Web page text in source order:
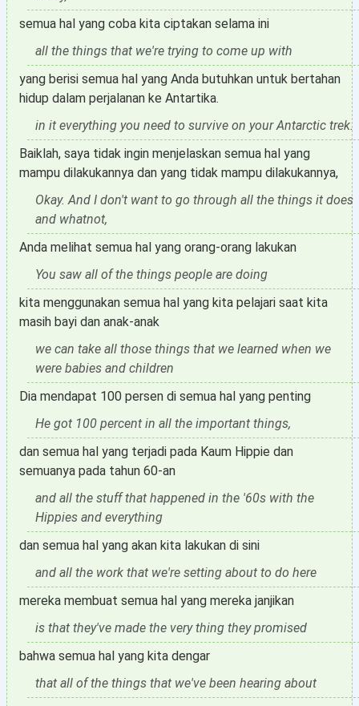
semua hal yang coba kita ciptakan selama ini
all the things that we're trying to come up with
yang berisi semua hal yang Anda butuhkan untuk bertahan
hidup dalam perjalanan ke Antartika.
in it everything you need to survive on your Antarctic trek.
Baiklah, saya tidak ingin menjelaskan semua hal yang
mampu dilakukannya dan yang tidak mampu dilakukannya,
Okay. And I don't want to go through all the things it does
and whatnot,
Anda melihat semua hal yang orang-orang lakukan
You saw all of the things people are doing
kita menggunakan semua hal yang kita pelajari saat kita
masih bayi dan anak-anak
we can take all those things that we learned when we
were babies and children
Dia mendapat 100 persen di semua hal yang penting
He got 100 percent in all the important things,
dan semua hal yang terjadi pada Kaum Hippie dan
semuanya pada tahun 60-an
and all the stuff that happened in the '60s with the
Hippies and everything
dan semua hal yang akan kita lakukan di sini
and all the work that we're setting about to do here
mereka membuat semua hal yang mereka janjikan
is that they've made the very thing they promised
bahwa semua hal yang kita dengar
that all of the things that we've been hearing about